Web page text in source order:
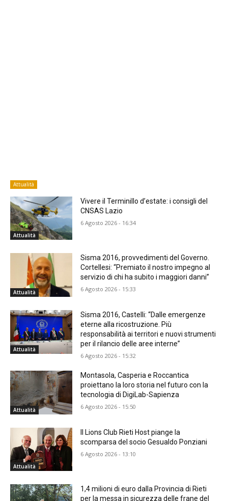
Attualità
Attualità
Vivere il Terminillo d’estate: i consigli del
CNSAS Lazio
6 Agosto 2026 - 16:34
Attualità
Sisma 2016, provvedimenti del Governo.
Cortellesi: “Premiato il nostro impegno al
servizio di chi ha subito i maggiori danni”
6 Agosto 2026 - 15:33
Attualità
Sisma 2016, Castelli: “Dalle emergenze
eterne alla ricostruzione. Più
responsabilità ai territori e nuovi strumenti
per il rilancio delle aree interne”
6 Agosto 2026 - 15:32
Attualità
Montasola, Casperia e Roccantica
proiettano la loro storia nel futuro con la
tecnologia di DigiLab-Sapienza
6 Agosto 2026 - 15:50
Attualità
Il Lions Club Rieti Host piange la
scomparsa del socio Gesualdo Ponziani
6 Agosto 2026 - 13:10
1,4 milioni di euro dalla Provincia di Rieti
per la messa in sicurezza delle frane del